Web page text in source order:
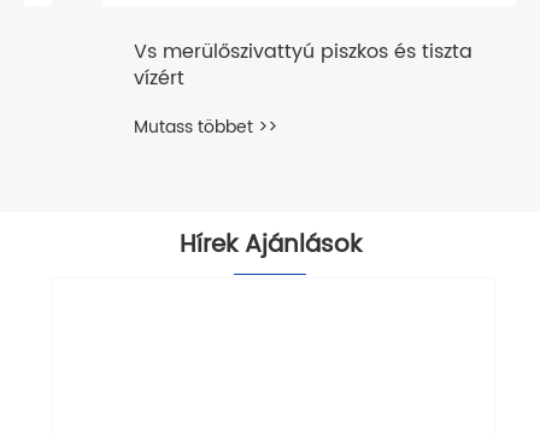
Vs merülőszivattyú piszkos és tiszta
Mutass többet >>
Hírek Ajánlások